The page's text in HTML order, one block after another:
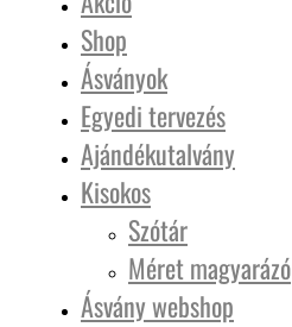
Shop
Ásványok
Egyedi tervezés
Ajándékutalvány
Kisokos
Szótár
Méret magyarázó
Ásvány webshop